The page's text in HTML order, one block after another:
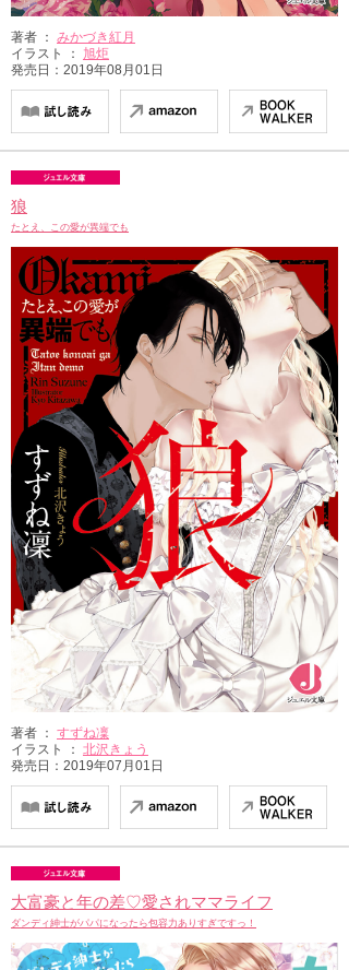
著者 ： みかづき紅月
イラスト ： 旭炬
発売日：2019年08月01日
狼
たとえ、この愛が異端でも
著者 ： すずね凜
イラスト ： 北沢きょう
発売日：2019年07月01日
大富豪と年の差♡愛されママライフ
ダンディ紳士がパパになったら包容力ありすぎですっ！